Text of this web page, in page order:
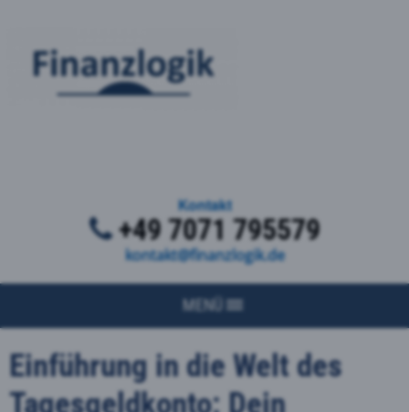
Kontakt
+49 7071 795579
kontakt@finanzlogik.de
MENÜ
Einführung in die Welt des
Tagesgeldkonto: Dein